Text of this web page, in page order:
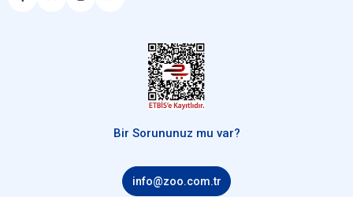
Bir Sorununuz mu var?
info@zoo.com.tr